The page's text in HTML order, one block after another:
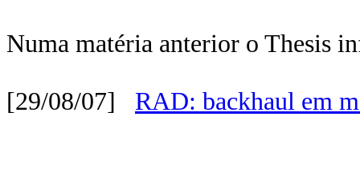
Numa matéria anterior o Thesis
[29/08/07] RAD: backhaul em